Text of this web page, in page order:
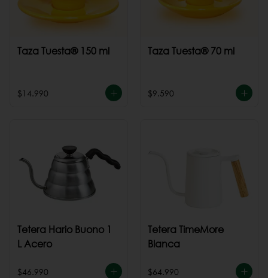
Taza Tuesta® 150 ml
$14.990
Taza Tuesta® 70 ml
$9.590
Tetera Hario Buono 1
L Acero
$46.990
Tetera TimeMore
Blanca
$64.990